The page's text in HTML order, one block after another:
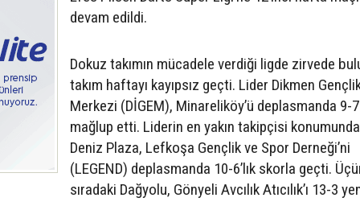
devam edildi.
Dokuz takımın mücadele verdiği ligde zirvede
takım haftayı kayıpsız geçti. Lider Dikmen
Merkezi (DİGEM), Minareliköy’ü deplasmanda 9-7
mağlup etti. Liderin en yakın takipçisi
Deniz Plaza, Lefkoşa Gençlik ve Spor Derneği’ni
(LEGEND) deplasmanda 10-6’lık skorla geçti.
sıradaki Dağyolu, Gönyeli Avcılık Atıcılık’ı 13-3